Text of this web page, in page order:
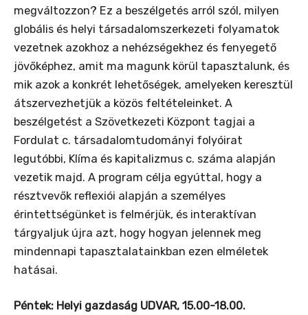
megváltozzon? Ez a beszélgetés arról szól, milyen
globális és helyi társadalomszerkezeti folyamatok
vezetnek azokhoz a nehézségekhez és fenyegető
jövőképhez, amit ma magunk körül tapasztalunk, és
mik azok a konkrét lehetőségek, amelyeken keresztül
átszervezhetjük a közös feltételeinket. A
beszélgetést a Szövetkezeti Központ tagjai a
Fordulat c. társadalomtudományi folyóirat
legutóbbi, Klíma és kapitalizmus c. száma alapján
vezetik majd. A program célja egyúttal, hogy a
résztvevők reflexiói alapján a személyes
érintettségünket is felmérjük, és interaktívan
tárgyaljuk újra azt, hogy hogyan jelennek meg
mindennapi tapasztalatainkban ezen elméletek
hatásai.
Péntek: Helyi gazdaság UDVAR, 15.00-18.00.